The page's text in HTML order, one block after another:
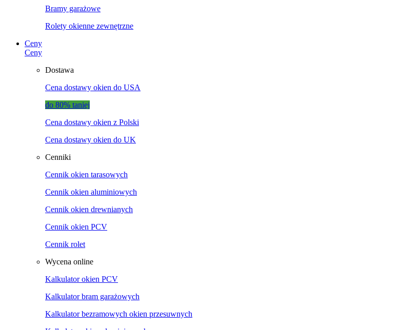
Bramy garażowe
Rolety okienne zewnętrzne
Ceny
Ceny
Dostawa
Cena dostawy okien do USA
do 80% taniej
Cena dostawy okien z Polski
Cena dostawy okien do UK
Cenniki
Cennik okien tarasowych
Cennik okien aluminiowych
Cennik okien drewnianych
Cennik okien PCV
Cennik rolet
Wycena online
Kalkulator okien PCV
Kalkulator bram garażowych
Kalkulator bezramowych okien przesuwnych